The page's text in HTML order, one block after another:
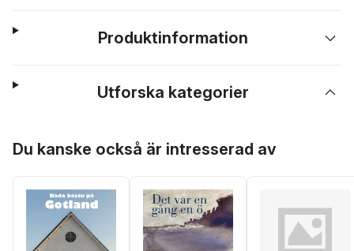
Produktinformation
Utforska kategorier
Du kanske också är intresserad av